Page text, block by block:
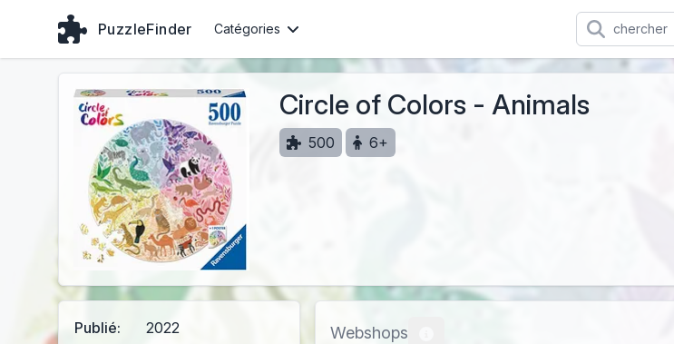
PuzzleFinder Catégories
Circle of Colors - Animals
500 6+
Publié:
2022
Webshops